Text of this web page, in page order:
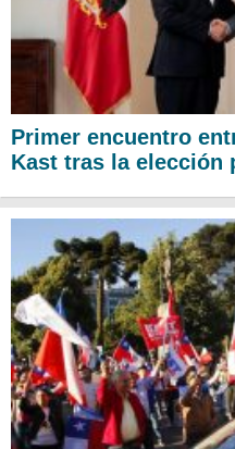
Primer encuentro
Kast tras la elección